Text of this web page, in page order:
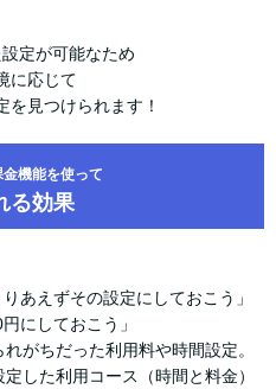
定が可能なため
に応じて
を見つけられます！
機能を使って
る効果
あえずその設定にしておこう」
にしておこう」
がちだった利用料や時間設定。
した利用コース（時間と料金）